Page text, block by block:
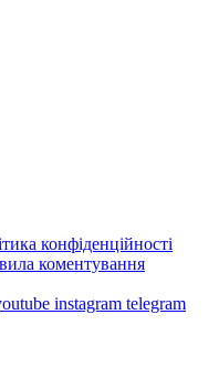
конфіденційності
коментування
instagram telegram